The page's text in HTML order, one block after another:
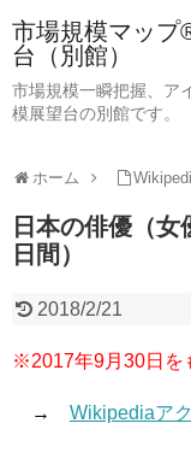
市場規模マップ
台（別館）
市場規模一瞬把握、ア
模展望台の別館です。
ホーム
日本の俳優（
日間）
2018/2/21
※2017年9月30日を
→ Wikipediaア